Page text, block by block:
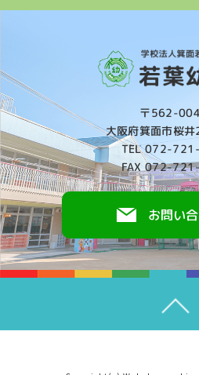
〒562-
大阪府箕面市桜
TEL 072-
FAX 072-
お問い